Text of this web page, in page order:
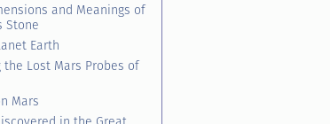
and Meanings of
Stone
Earth
the Lost Mars Probes of
Mars